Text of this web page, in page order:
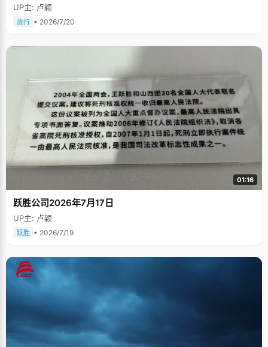
UP主: 卢颖
旅行 • 2026/7/20
01:16
跃胜公司2026年7月17日
UP主: 卢颖
跃胜 • 2026/7/19